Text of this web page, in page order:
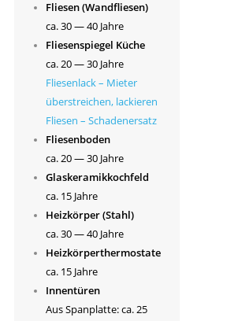
Fliesen (Wandfliesen)
ca. 30 — 40 Jahre
Fliesenspiegel Küche
ca. 20 — 30 Jahre
Fliesenlack – Mieter
überstreichen, lackieren
Fliesen – Schadenersatz
Fliesenboden
ca. 20 — 30 Jahre
Glaskeramikkochfeld
ca. 15 Jahre
Heizkörper (Stahl)
ca. 30 — 40 Jahre
Heizkörperthermostate
ca. 15 Jahre
Innentüren
Aus Spanplatte: ca. 25